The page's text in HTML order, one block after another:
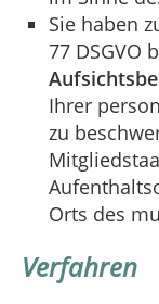
Sie haben
77 DSGVO
Ihrer
zu
Orts des
Verfahren